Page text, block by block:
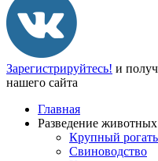
Зарегистрируйтесь! и
нашего сайта
Главная
Разведение животных
Крупный
Свиноводство